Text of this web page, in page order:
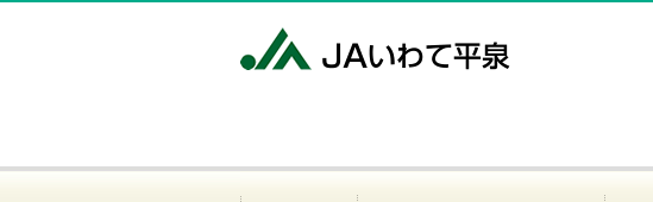
ホーム JAい